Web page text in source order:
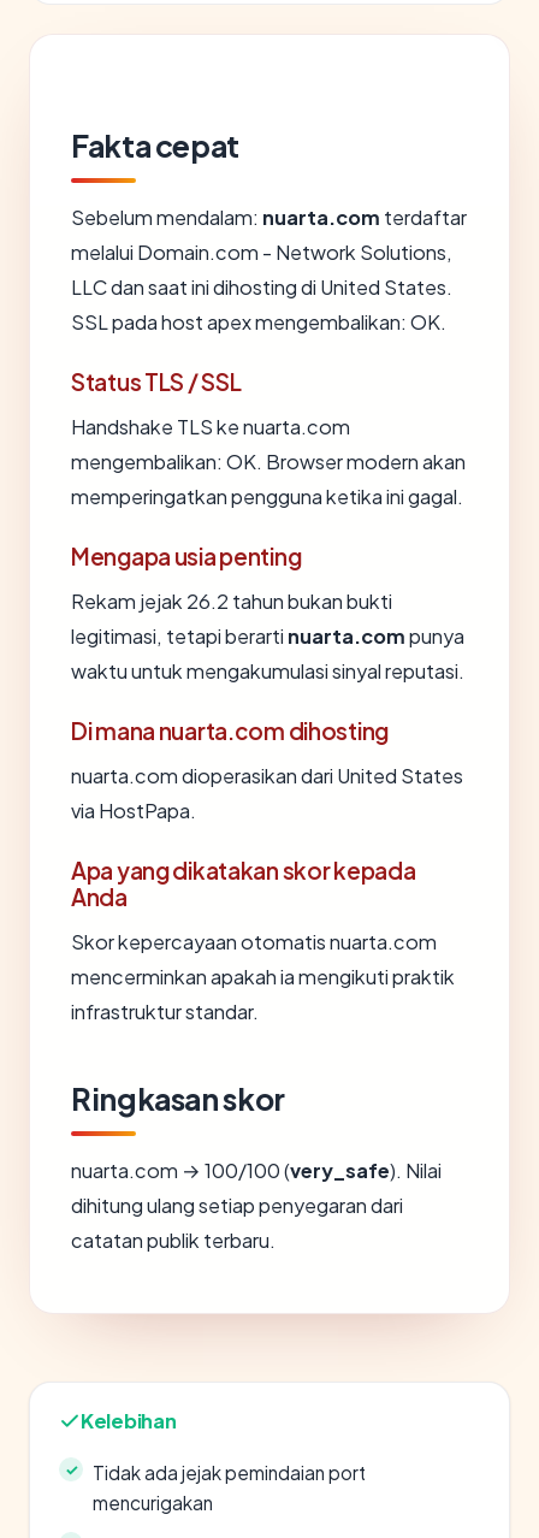
Fakta cepat
Sebelum mendalam: nuarta.com terdaftar
melalui Domain.com - Network Solutions,
LLC dan saat ini dihosting di United States.
SSL pada host apex mengembalikan: OK.
Status TLS / SSL
Handshake TLS ke nuarta.com
mengembalikan: OK. Browser modern akan
memperingatkan pengguna ketika ini gagal.
Mengapa usia penting
Rekam jejak 26.2 tahun bukan bukti
legitimasi, tetapi berarti nuarta.compunya
waktu untuk mengakumulasi sinyal reputasi.
Di mana nuarta.com dihosting
nuarta.com dioperasikan dari United States
via HostPapa.
Apa yang dikatakan skor kepada
Anda
Skor kepercayaan otomatis nuarta.com
mencerminkan apakah ia mengikuti praktik
infrastruktur standar.
Ringkasan skor
nuarta.com → 100/100 (very_safe). Nilai
dihitung ulang setiap penyegaran dari
catatan publik terbaru.
Kelebihan
Tidak ada jejak pemindaian port
mencurigakan